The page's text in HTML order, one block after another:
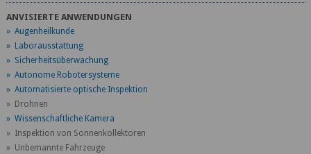
ANVISIERTE ANWENDUNGEN
» Augenheilkunde
» Laborausstattung
» Sicherheitsüberwachung
» Autonome Robotersysteme
» Automatisierte optische Inspektion
» Drohnen
» Wissenschaftliche Kamera
» Inspektion von Sonnenkollektoren
» Unbemannte Fahrzeuge